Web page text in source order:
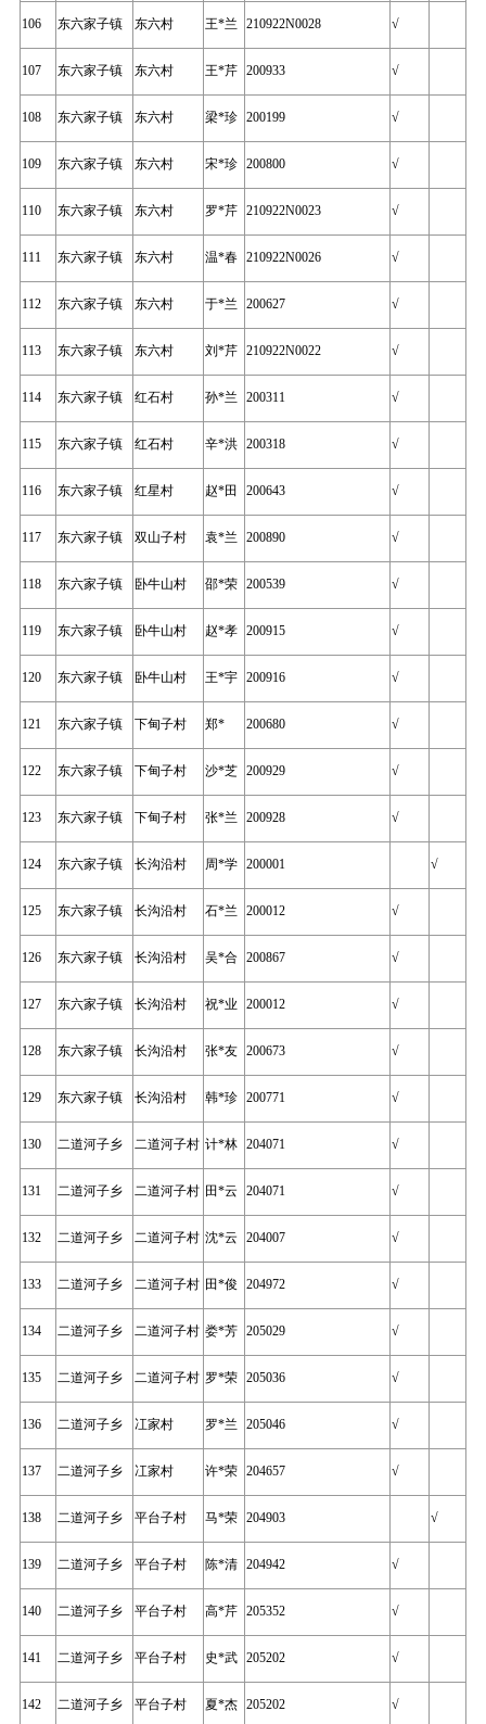
106 东六家子镇 东六村 王*兰 210922N0028 √
107 东六家子镇 东六村 王*芹 200933 √
108 东六家子镇 东六村 梁*珍 200199 √
109 东六家子镇 东六村 宋*珍 200800 √
110 东六家子镇 东六村 罗*芹 210922N0023 √
111 东六家子镇 东六村 温*春 210922N0026 √
112 东六家子镇 东六村 于*兰 200627 √
113 东六家子镇 东六村 刘*芹 210922N0022 √
114 东六家子镇 红石村 孙*兰 200311 √
115 东六家子镇 红石村 辛*洪 200318 √
116 东六家子镇 红星村 赵*田 200643 √
117 东六家子镇 双山子村 袁*兰 200890 √
118 东六家子镇 卧牛山村 邵*荣 200539 √
119 东六家子镇 卧牛山村 赵*孝 200915 √
120 东六家子镇 卧牛山村 王*宇 200916 √
121 东六家子镇 下甸子村 郑* 200680 √
122 东六家子镇 下甸子村 沙*芝 200929 √
123 东六家子镇 下甸子村 张*兰 200928 √
124 东六家子镇 长沟沿村 周*学 200001 √
125 东六家子镇 长沟沿村 石*兰 200012 √
126 东六家子镇 长沟沿村 吴*合 200867 √
127 东六家子镇 长沟沿村 祝*业 200012 √
128 东六家子镇 长沟沿村 张*友 200673 √
129 东六家子镇 长沟沿村 韩*珍 200771 √
130 二道河子乡 二道河子村 计*林 204071 √
131 二道河子乡 二道河子村 田*云 204071 √
132 二道河子乡 二道河子村 沈*云 204007 √
133 二道河子乡 二道河子村 田*俊 204972 √
134 二道河子乡 二道河子村 娄*芳 205029 √
135 二道河子乡 二道河子村 罗*荣 205036 √
136 二道河子乡 冮家村 罗*兰 205046 √
137 二道河子乡 冮家村 许*荣 204657 √
138 二道河子乡 平台子村 马*荣 204903 √
139 二道河子乡 平台子村 陈*清 204942 √
140 二道河子乡 平台子村 高*芹 205352 √
141 二道河子乡 平台子村 史*武 205202 √
142 二道河子乡 平台子村 夏*杰 205202 √